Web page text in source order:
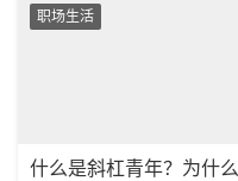
职场生活
什么是斜杠青年？为什么